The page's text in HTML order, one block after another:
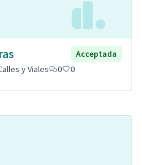
Acceptada
y Viales 0 0